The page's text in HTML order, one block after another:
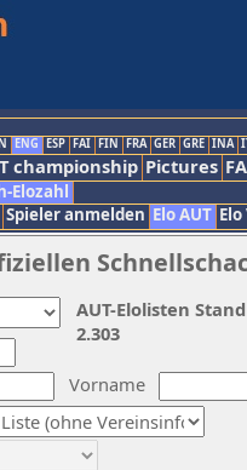
ENG ESP FAI FIN FRA GER GRE INA
championship Pictures
Elozahl
Spieler anmelden Elo AUT
Vorname
AUT-Elolisten
2.303